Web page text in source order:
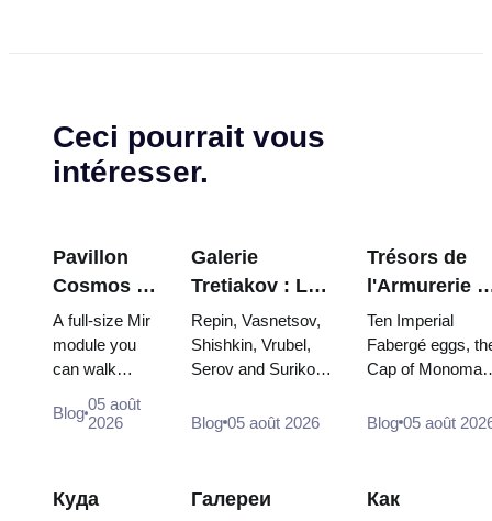
Ceci pourrait vous
intéresser.
Pavillon
Cosmos à
VDNKh : À
l'intérieur
de la plus
grande
exposition
A full-size Mir
module you
can walk
Energia–
descent
capsules and
Blog05 août
2026
Galerie
Tretiakov : Les
chefs-d'œuvre
à ne pas
manquer
Repin, Vasnetsov,
Shishkin, Vrubel,
Serov and Surikov
stop people, where
Blog 05 août 2026
Trésors de
l'Armurerie
Kremlin :
œufs
trônes et
Ten Imperial
Fabergé eggs,
Cap of
of two boy tsars
Catherine...
Blog 05 août
Куда
Галереи
Как